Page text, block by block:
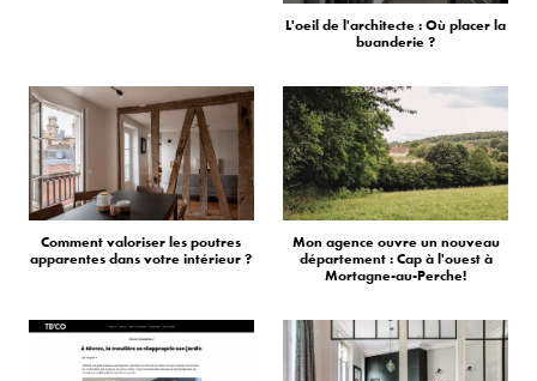
L'oeil de l'architecte : Où placer la
buanderie ?
Comment valoriser les poutres
apparentes dans votre intérieur ?
Mon agence ouvre un nouveau
département : Cap à l'ouest à
Mortagne-au-Perche!